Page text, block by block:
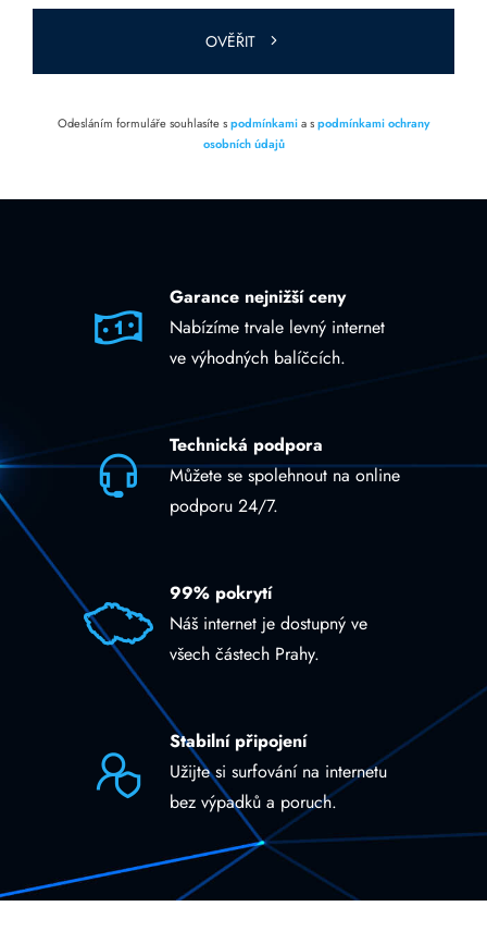
prázdné.
OVĚŘIT
Odesláním formuláře souhlasíte spodmínkamia spodmínkami ochrany
osobních údajů
Garance nejnižší ceny
Nabízíme trvale levný internet
ve výhodných balíčcích.
Technická podpora
Můžete se spolehnout na online
podporu 24/7.
99% pokrytí
Náš internet je dostupný ve
všech částech Prahy.
Stabilní připojení
Užijte si surfování na internetu
bez výpadků a poruch.